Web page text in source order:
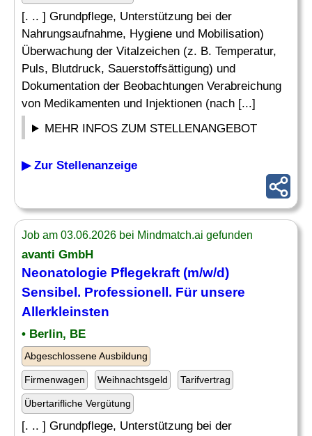
[. .. ] Grundpflege, Unterstützung bei der
Nahrungsaufnahme, Hygiene und Mobilisation)
Überwachung der Vitalzeichen (z. B. Temperatur,
Puls, Blutdruck, Sauerstoffsättigung) und
Dokumentation der Beobachtungen Verabreichung
von Medikamenten und Injektionen (nach [...]
MEHR INFOS ZUM STELLENANGEBOT
▶ Zur Stellenanzeige
Job am 03.06.2026 bei Mindmatch.ai gefunden
avanti GmbH
Neonatologie Pflegekraft (m/w/d)
Sensibel. Professionell. Für unsere
Allerkleinsten
• Berlin, BE
Abgeschlossene Ausbildung
Firmenwagen Weihnachtsgeld Tarifvertrag
Übertarifliche Vergütung
[. .. ] Grundpflege, Unterstützung bei der